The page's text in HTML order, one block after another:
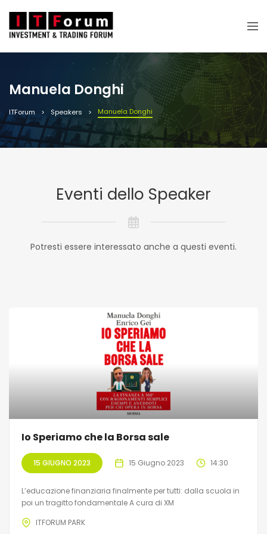
Manuela Donghi
ITForum Speakers Manuela Donghi
Eventi dello Speaker
Potresti essere interessato anche a questi eventi.
Io Speriamo che la Borsa sale
15 GIUGNO 2023 15 Giugno 2023 14:30
L’educazione finanziaria finalmente per tutti: dalla scuola in
poi un tragitto fondamentale A cura di XM
ITFORUM PARK